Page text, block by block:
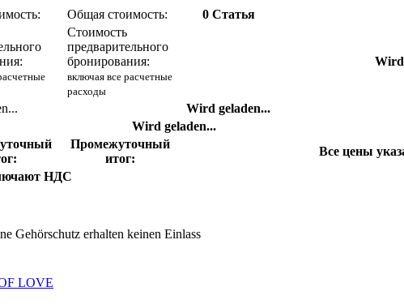
Общая стоимость: 0Статья
Стоимость
предварительного
бронирования:
включая все расчетные
расходы
Wird
Wird geladen...
Wird geladen...
Промежуточный
итог:
Все цены
НДС
Gehörschutz erhalten keinen Einlass